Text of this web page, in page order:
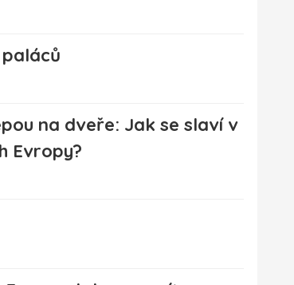
na dveře: Jak se slaví v
Evropy?